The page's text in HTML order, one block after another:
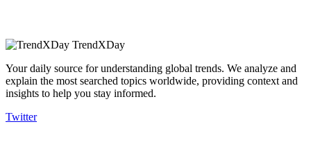
TrendXDay
Your daily source for understanding global trends. We analyze and
explain the most searched topics worldwide, providing context and
insights to help you stay informed.
Twitter